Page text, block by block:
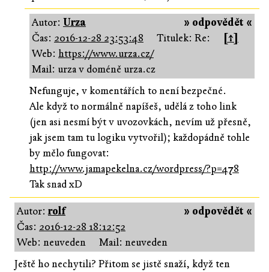
» odpovědět «
Autor: Urza
Čas: 2016-12-28 23:53:48 Titulek: Re:
[↑]
Web: https://www.urza.cz/
Mail: urza v doméně urza.cz
Nefunguje, v komentářích to není bezpečné.
Ale když to normálně napíšeš, udělá z toho link
(jen asi nesmí být v uvozovkách, nevím už přesně,
jak jsem tam tu logiku vytvořil); každopádně tohle
by mělo fungovat:
http://www.jamapekelna.cz/wordpress/?p=478
Tak snad xD
» odpovědět «
Autor:rolf
Čas: 2016-12-28 18:12:52
Web: neuveden
Mail: neuveden
Ještě ho nechytili? Přitom se jistě snaží, když ten